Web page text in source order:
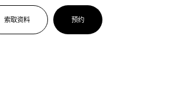
索取资料 预约